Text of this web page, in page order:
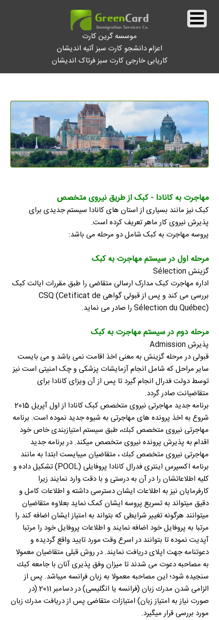
موسسه گرین کارت
اعزام دانشجو کارت سبز آتیه اندیشان
کاریابی خارجی کارت سبز فرتاک اندیشان
||نیروی متخصص در کانادا کبک||
مهاجرت به کانادا - کبک از طریق نیروی متخصص
کبک نیز مانند بسیاری از استان های کانادا سیستم جدیدی برای
پذیرش نیروی کار ماهر تعریف کرده است.
پروسه مهاجرت به کبک شامل دو مرحله می باشد:
مرحله اول در سیستم مهاجرت به کبک
گزینش Sélection
اداره مهاجرت کبک مدارک ارسالی متقاضی را طبق مقررات ایالت کبک
بررسی می کند و پس از قبولی گواهی CSQ (Cetificat de
Sélection du Québec) را صادر می نماید.
مرحله دوم در سیستم مهاجرت به کبک
پذیرش Admission
قبولی در مرحله گزینش به معنی اخذ اقامت نمی باشد و می بایست
سایر مراحل که شامل انجام آزمایشات پزشکی و چک امنیتی است نیز
توسط دولت فدرال انجام گیرد تا پس از آن ویزای کانادا برای
متقاضیانت صادر گردد.
برنامه جدید مهاجرتی نیروی متخصص کبک کانادا از اول آپریل 2015
شروع به اخذ پرونده های مهاجرتی به شیوه جدید نموده است. برنامه
مهاجرتی نیروی متخصص كبك، طبق سیستم امتیازبندی خاص خود
اقدام به پذیرش پرونده نیروی متخصص میکند. در برنامه جدید
مهاجرتی نیروی متخصص كبك ، متقاضیان میبایست ابتدا به مانند
برنامه اکسپرس اینتری فدرال کانادا پروفایلی (POOL) تشکیل داده و
کلیه اطلاعاتشان را در آن به درستی و با دقت وارد نمایند زیرا
کارفرمایان نیز به اطلاعات ایشان دسترسی داشته و اطلاعات کامل و
دقیق میتواند به تسریع پروسه ایشان کمک نماید بعلاوه متقاضیان
میتوانند هرگونه تغییر شرایطی که بتواند به امتیاز ایشان اضافه کند را
مرتبا به پروفایل خود اضافه نمایند و اطلاعات پروفایل خود را مرتبا
آپدیت نموده تا بتوانند در اسرع وقت مورد تایید واقع گردیده و
دعوتنامه جهت اپلای دریافت نمایند. در روش قبلی متقاضیان معمولا
به مصاحبه دعوت می شدند تا میزان وفق پذیری آنان با جامعه كبك
سنجیده شود؛ این مصاحبه معمولا به زبان فرانسه میباشد. پس از
الزامی شدن مدرك زبان (فرانسه یا انگلیسی) در دسامبر 2011 (در
صورت نیاز به امتیاز زبان) امتیازات متقاضی پس از دریافت مدرك زبان
مورد بررسی قرار میگیرد.